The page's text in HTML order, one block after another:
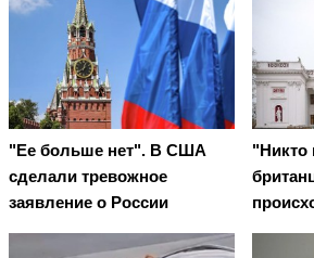
"Ее больше нет". В США
сделали тревожное
заявление о России
"Никто